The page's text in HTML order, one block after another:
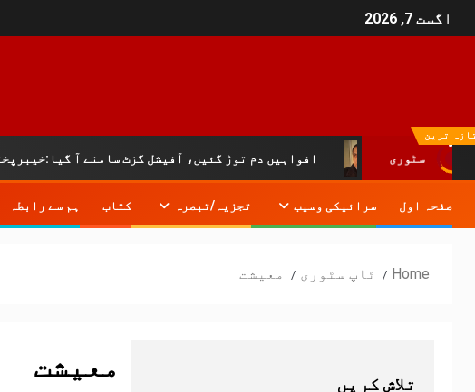
اگست 7, 2026
ترین
سٹوری
افواہیں دم توڑ گئیں، آفیشل گزٹ سامنے آ گیا:خیبرپختونخوا اسمبلی
صفحہ اول سرائیکی وسیب تجزیہ/تبصرہ کتاب ہم سے رابطہ
Home ٹاپ سٹوری معیشت
معیشت
تلاش کریں